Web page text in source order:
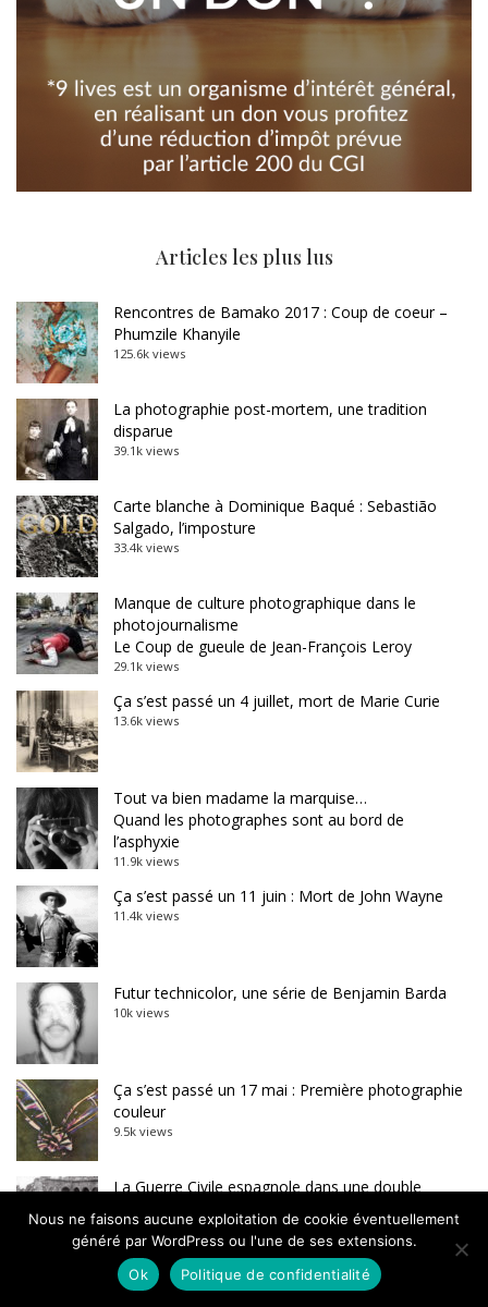
Articles les plus lus
Rencontres de Bamako 2017 : Coup de coeur –
Phumzile Khanyile
125.6k views
La photographie post-mortem, une tradition
disparue
39.1k views
Carte blanche à Dominique Baqué : Sebastião
Salgado, l’imposture
33.4k views
Manque de culture photographique dans le
photojournalisme
Le Coup de gueule de Jean-François Leroy
29.1k views
Ça s’est passé un 4 juillet, mort de Marie Curie
13.6k views
Tout va bien madame la marquise…
Quand les photographes sont au bord de
l’asphyxie
11.9k views
Ça s’est passé un 11 juin : Mort de John Wayne
11.4k views
Futur technicolor, une série de Benjamin Barda
10k views
Ça s’est passé un 17 mai : Première photographie
couleur
9.5k views
La Guerre Civile espagnole dans une double
8.7k views
Nous ne faisons aucune exploitation de cookie éventuellement
généré par WordPress ou l'une de ses extensions.
Ok
Politique de confidentialité